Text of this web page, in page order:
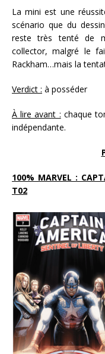
La mini est une
scénario que du
reste très tenté de
collector, malgré le
Rackham…mais la
Verdict : à posséder
À lire avant : chaque
indépendante.
100% MARVEL :
T02